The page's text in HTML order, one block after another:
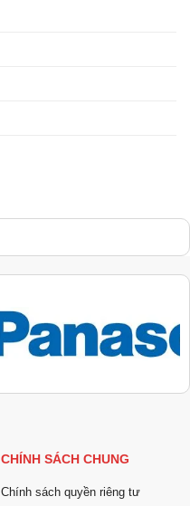
CHÍNH SÁCH CHUNG
Chính sách quyền riêng tư